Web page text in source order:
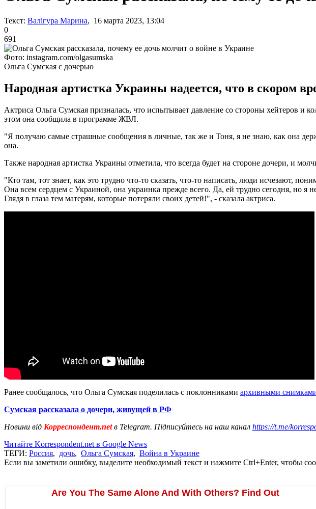
Текст: Валігура Марина, 16 марта 2023, 13:04
0
691
Фото: instagram.com/olgasumska
Ольга Сумская с дочерью
Народная артистка Украины надеется, что в скором
Актриса Ольга Сумская призналась, что испытывает давление со стороны хейтеров
этом она сообщила в программе ЖВЛ.
"Я получаю самые страшные сообщения в личные, так же и Тоня, я не знаю, как она
она.
Также народная артистка Украины отметила, что всегда будет на стороне дочери, и
"Кто там, тот знает, как это трудно что-то сказать, что-то написать, люди исчезают,
Она всем сердцем с Украиной, она украинка прежде всего. Да, ей трудно сегодня, но я
Глядя в глаза тем матерям, которые потеряли своих детей!", - сказала актриса.
Ранее сообщалось, что Ольга Сумская поделилась с поклонниками архивными
Сумская рассказала о дочери, живущей в РФ
Новини від Корреспондент.netв Telegram. Підписуйтесь на наш канал https://t.me/
Читайте Korrespondent.net в Google News
ТЕГИ: Россия, дочь, Ольга Сумская, Война в Украине
Если вы заметили ошибку, выделите необходимый текст и нажмите Ctrl+Enter, чтобы